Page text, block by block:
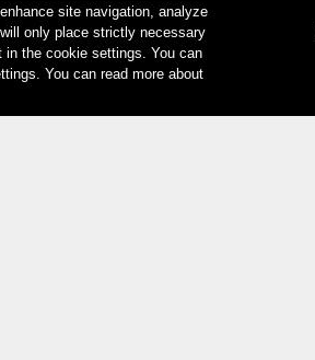
site navigation, analyze
only place strictly necessary
in the cookie settings. You can
You can read more about